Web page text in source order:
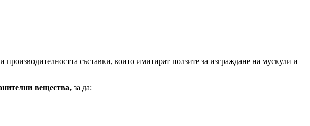
съставки, които имитират ползите за изграждане на мускули и
вещества, за да: